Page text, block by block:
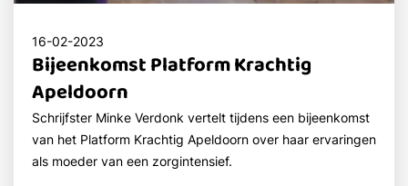
16-02-2023
Bijeenkomst Platform Krachtig
Apeldoorn
Schrijfster Minke Verdonk vertelt tijdens een bijeenkomst
van het Platform Krachtig Apeldoorn over haar ervaringen
als moeder van een zorgintensief.